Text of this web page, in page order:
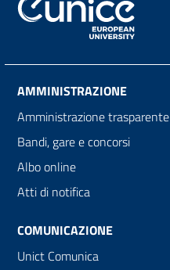
AMMINISTRAZIONE
Amministrazione trasparente
Bandi, gare e concorsi
Albo online
Atti di notifica
COMUNICAZIONE
Unict Comunica